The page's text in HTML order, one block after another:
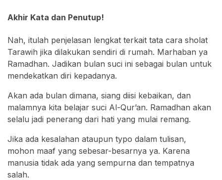
Akhir Kata dan Penutup!
Nah, itulah penjelasan lengkat terkait tata cara sholat
Tarawih jika dilakukan sendiri di rumah. Marhaban ya
Ramadhan. Jadikan bulan suci ini sebagai bulan untuk
mendekatkan diri kepadanya.
Akan ada bulan dimana, siang diisi kebaikan, dan
malamnya kita belajar suci Al-Qur’an. Ramadhan akan
selalu jadi penerang dari hati yang mulai remang.
Jika ada kesalahan ataupun typo dalam tulisan,
mohon maaf yang sebesar-besarnya ya. Karena
manusia tidak ada yang sempurna dan tempatnya
salah.